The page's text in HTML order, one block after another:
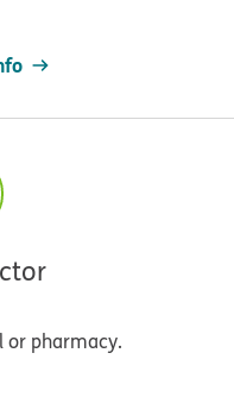
or pharmacy.